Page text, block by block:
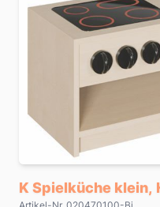
K Spielküche klein,